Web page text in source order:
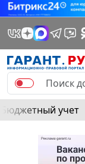
Бюджетный учет